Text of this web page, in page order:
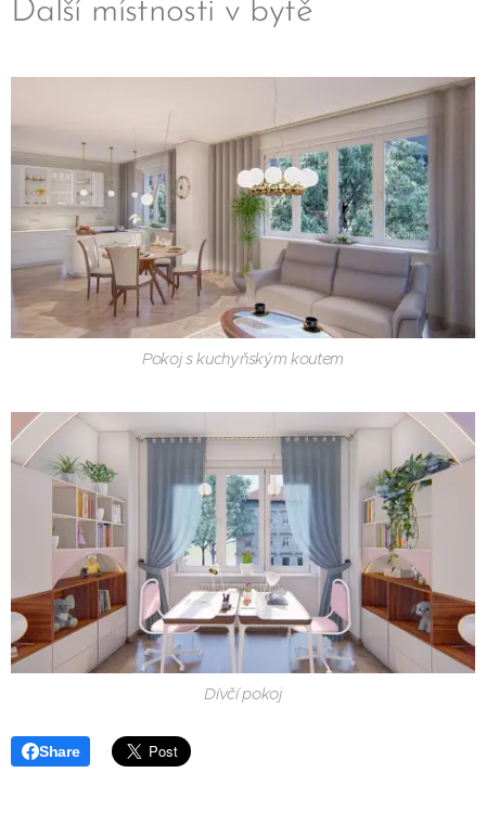
Další místnosti v bytě
Pokoj s kuchyňským koutem
Dívčí pokoj
Share